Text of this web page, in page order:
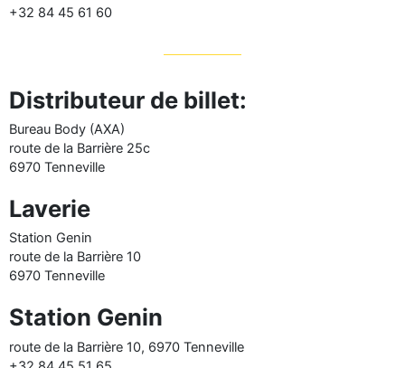
+32 84 45 61 60
Distributeur de billet:
Bureau Body (AXA)
route de la Barrière 25c
6970 Tenneville
Laverie
Station Genin
route de la Barrière 10
6970 Tenneville
Station Genin
route de la Barrière 10, 6970 Tenneville